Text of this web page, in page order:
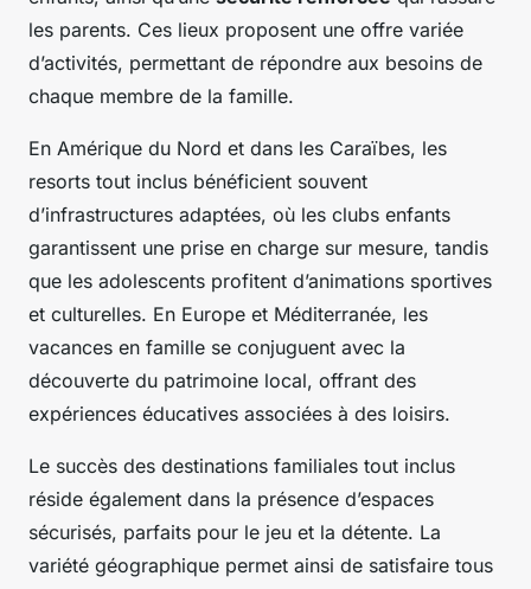
les parents. Ces lieux proposent une offre variée
d’activités, permettant de répondre aux besoins de
chaque membre de la famille.
En Amérique du Nord et dans les Caraïbes, les
resorts tout inclus bénéficient souvent
d’infrastructures adaptées, où les clubs enfants
garantissent une prise en charge sur mesure, tandis
que les adolescents profitent d’animations sportives
et culturelles. En Europe et Méditerranée, les
vacances en famille se conjuguent avec la
découverte du patrimoine local, offrant des
expériences éducatives associées à des loisirs.
Le succès des destinations familiales tout inclus
réside également dans la présence d’espaces
sécurisés, parfaits pour le jeu et la détente. La
variété géographique permet ainsi de satisfaire tous